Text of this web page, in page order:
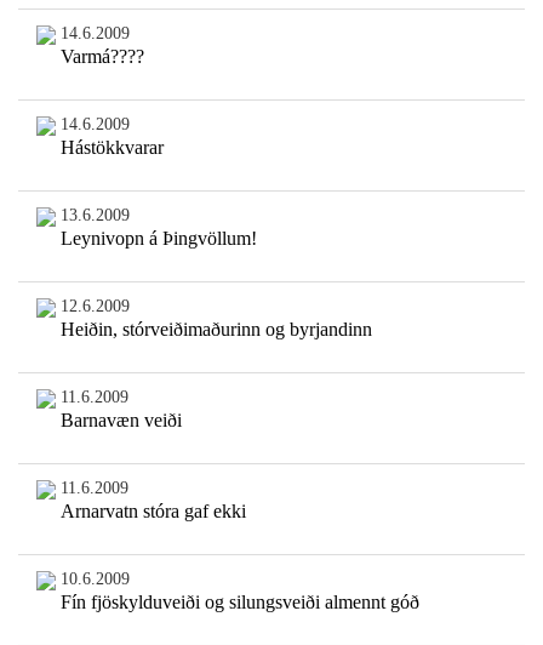
14.6.2009
Varmá????
14.6.2009
Hástökkvarar
13.6.2009
Leynivopn á Þingvöllum!
12.6.2009
Heiðin, stórveiðimaðurinn og byrjandinn
11.6.2009
Barnavæn veiði
11.6.2009
Arnarvatn stóra gaf ekki
10.6.2009
Fín fjöskylduveiði og silungsveiði almennt góð